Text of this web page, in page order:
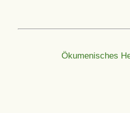
Ökumenisches